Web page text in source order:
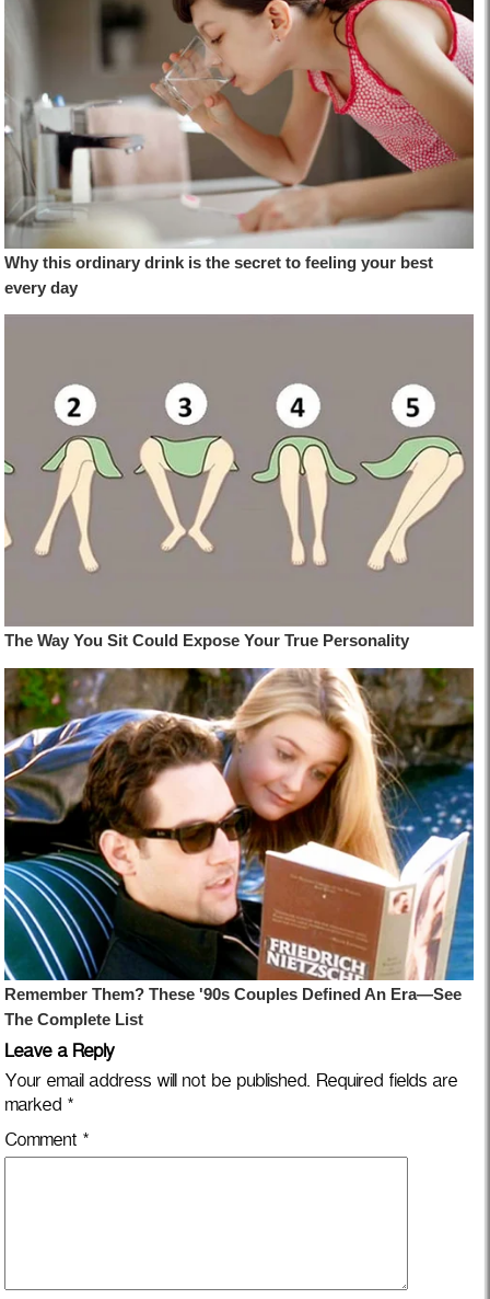
Leave a Reply
Your email address will not be published. Required fields are
marked *
Comment *